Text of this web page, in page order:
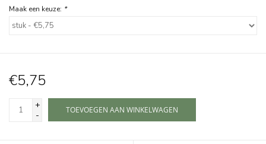
Maak een keuze: *
€5,75
+
-
TOEVOEGEN AAN WINKELWAGEN